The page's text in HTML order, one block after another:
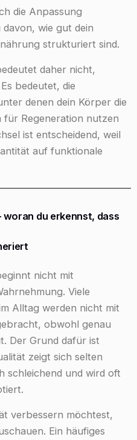
die Anpassung
wie gut dein
strukturiert sind.
daher nicht,
bedeutet, die
denen dein Körper die
für Regeneration nutzen
ist entscheidend, weil
auf funktionale
du erkennst, dass
nicht mit
Viele
Alltag werden nicht mit
obwohl genau
Der Grund dafür ist
zeigt sich selten
schleichend und wird oft
verbessern möchtest,
Ein häufiges